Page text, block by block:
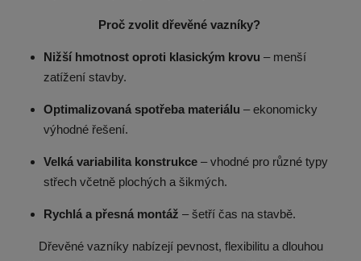
Proč zvolit dřevěné vazníky?
Nižší hmotnost oproti klasickým krovu – menší
zatížení stavby.
Optimalizovaná spotřeba materiálu – ekonomicky
výhodné řešení.
Velká variabilita konstrukce – vhodné pro různé typy
střech včetně plochých a šikmých.
Rychlá a přesná montáž – šetří čas na stavbě.
Dřevěné vazníky nabízejí pevnost, flexibilitu a dlouhou